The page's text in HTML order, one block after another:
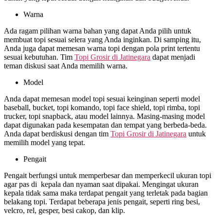
Warna
Ada ragam pilihan warna bahan yang dapat Anda pilih untuk
membuat topi sesuai selera yang Anda inginkan. Di samping itu,
Anda juga dapat memesan warna topi dengan pola print tertentu
sesuai kebutuhan. Tim Topi Grosir di Jatinegara dapat menjadi
teman diskusi saat Anda memilih warna.
Model
Anda dapat memesan model topi sesuai keinginan seperti model
baseball, bucket, topi komando, topi face shield, topi rimba, topi
trucker, topi snapback, atau model lainnya. Masing-masing model
dapat digunakan pada kesempatan dan tempat yang berbeda-beda.
Anda dapat berdiskusi dengan tim Topi Grosir di Jatinegara untuk
memilih model yang tepat.
Pengait
Pengait berfungsi untuk memperbesar dan memperkecil ukuran topi
agar pas di kepala dan nyaman saat dipakai. Mengingat ukuran
kepala tidak sama maka terdapat pengait yang terletak pada bagian
belakang topi. Terdapat beberapa jenis pengait, seperti ring besi,
velcro, rel, gesper, besi cakop, dan klip.